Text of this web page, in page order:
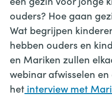
ouders? Hoe gaan
Wat begrijpen
hebben ouders en
en Mariken zullen
webinar afwisselen
het interview met